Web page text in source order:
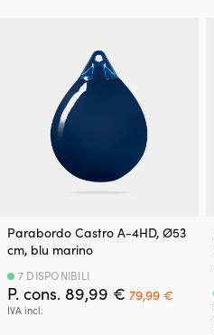
Parabordo Castro A-4HD, Ø53
cm, blu marino
P. cons. 89,99 € Il
prezzo
79,99 €
IVA incl.
7 DISPONIBILI